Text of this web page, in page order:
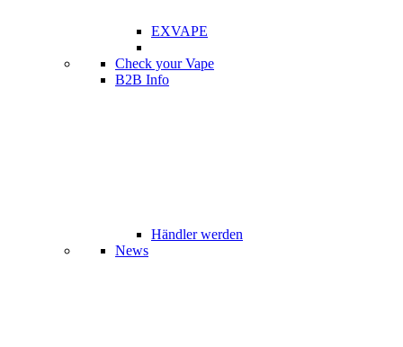
EXVAPE
Check your Vape
B2B Info
Händler werden
News